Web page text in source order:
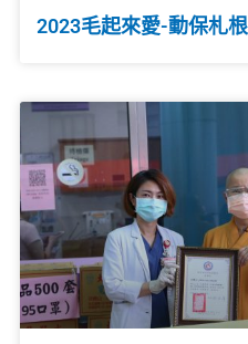
2023毛起來愛-動保札